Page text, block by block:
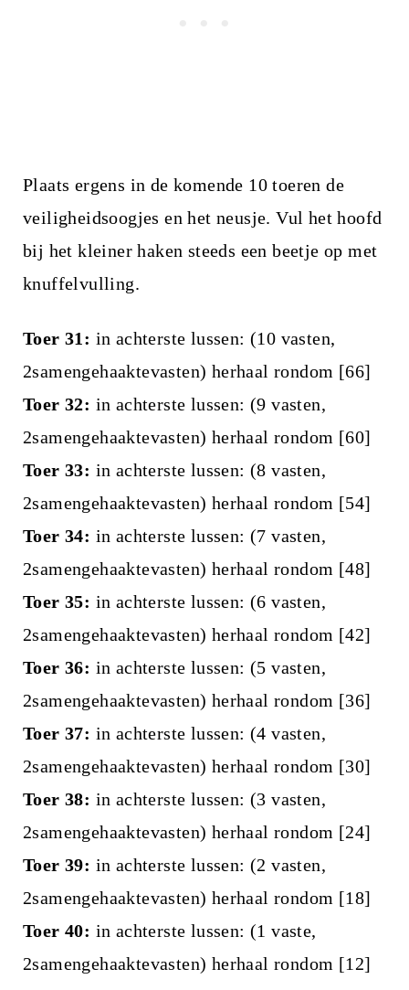
Plaats ergens in de komende 10 toeren de
veiligheidsoogjes en het neusje. Vul het hoofd
bij het kleiner haken steeds een beetje op met
knuffelvulling.
Toer 31: in achterste lussen: (10 vasten,
2samengehaaktevasten) herhaal rondom [66]
Toer 32: in achterste lussen: (9 vasten,
2samengehaaktevasten) herhaal rondom [60]
Toer 33: in achterste lussen: (8 vasten,
2samengehaaktevasten) herhaal rondom [54]
Toer 34: in achterste lussen: (7 vasten,
2samengehaaktevasten) herhaal rondom [48]
Toer 35: in achterste lussen: (6 vasten,
2samengehaaktevasten) herhaal rondom [42]
Toer 36: in achterste lussen: (5 vasten,
2samengehaaktevasten) herhaal rondom [36]
Toer 37: in achterste lussen: (4 vasten,
2samengehaaktevasten) herhaal rondom [30]
Toer 38: in achterste lussen: (3 vasten,
2samengehaaktevasten) herhaal rondom [24]
Toer 39: in achterste lussen: (2 vasten,
2samengehaaktevasten) herhaal rondom [18]
Toer 40: in achterste lussen: (1 vaste,
2samengehaaktevasten) herhaal rondom [12]